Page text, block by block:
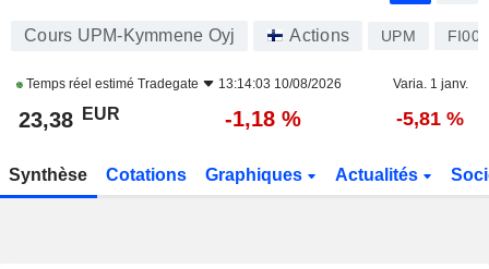
Cours UPM-Kymmene Oyj Actions UPM
Temps réel estimé Tradegate 13:14:03 10/08/2026 Varia. 1 janv.
23,38 EUR -1,18 % -5,81 %
Synthèse Cotations Graphiques Actualités